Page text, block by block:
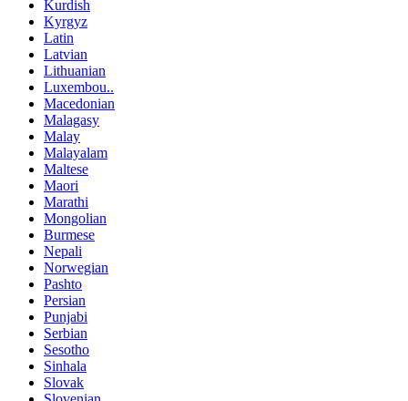
Kurdish
Kyrgyz
Latin
Latvian
Lithuanian
Luxembou..
Macedonian
Malagasy
Malay
Malayalam
Maltese
Maori
Marathi
Mongolian
Burmese
Nepali
Norwegian
Pashto
Persian
Punjabi
Serbian
Sesotho
Sinhala
Slovak